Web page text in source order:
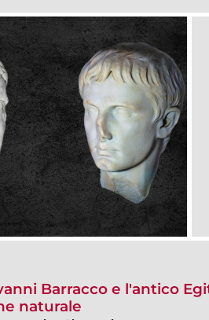
Barracco e l'antico
naturale